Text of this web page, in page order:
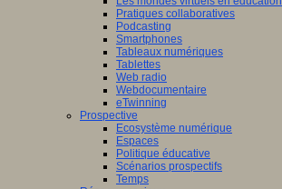
Pratiques collaboratives
Podcasting
Smartphones
Tableaux numériques
Tablettes
Web radio
Webdocumentaire
eTwinning
Prospective
Ecosystème numérique
Espaces
Politique éducative
Scénarios prospectifs
Temps